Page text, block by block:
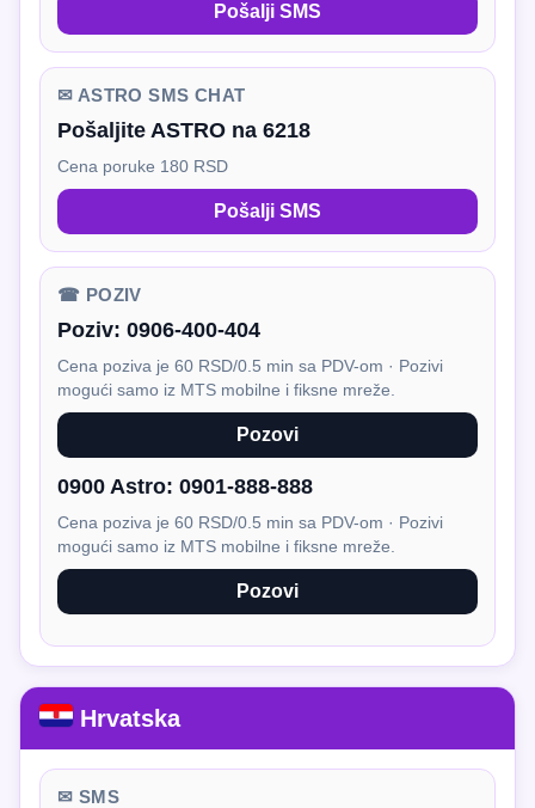
Pošalji SMS
✉ ASTRO SMS CHAT
Pošaljite ASTRO na 6218
Cena poruke 180 RSD
Pošalji SMS
☎ POZIV
Poziv: 0906-400-404
Cena poziva je 60 RSD/0.5 min sa PDV-om · Pozivi
mogući samo iz MTS mobilne i fiksne mreže.
Pozovi
0900 Astro: 0901-888-888
Cena poziva je 60 RSD/0.5 min sa PDV-om · Pozivi
mogući samo iz MTS mobilne i fiksne mreže.
Pozovi
Hrvatska
✉ SMS